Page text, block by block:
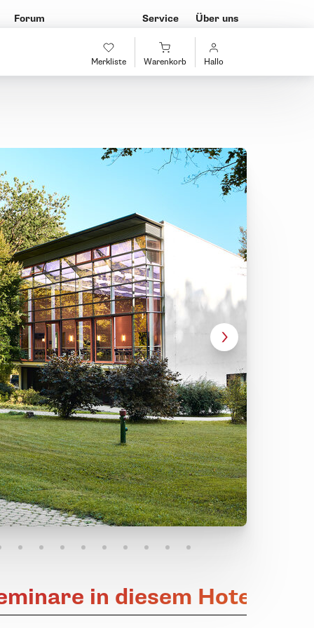
Merkliste Warenkorb Hallo
Forum Service Über uns
in diesem Hotel